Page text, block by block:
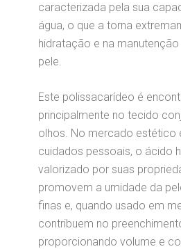
caracterizada pela sua
água, o que a torna
hidratação e na
pele.
Este polissacarídeo é
principalmente no tecido
olhos. No mercado estético
cuidados pessoais, o ácido
valorizado por suas
promovem a umidade da
finas e, quando usado em
contribuem no
proporcionando volume e